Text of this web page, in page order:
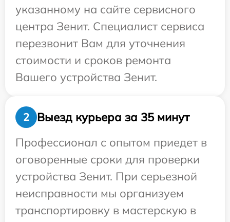
указанному на сайте сервисного
центра Зенит. Специалист сервиса
перезвонит Вам для уточнения
стоимости и сроков ремонта
Вашего устройства Зенит.
2
Выезд курьера за 35 минут
Профессионал с опытом приедет в
оговоренные сроки для проверки
устройства Зенит. При серьезной
неисправности мы организуем
транспортировку в мастерскую в